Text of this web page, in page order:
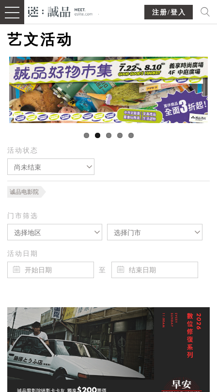
注册/登入
艺文活动
活动状态
尚未结束
诚品电影院
门市筛选
选择地区 选择门市
活动日期
至